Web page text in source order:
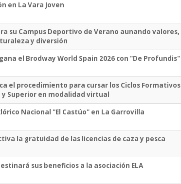
en La Vara Joven
su Campus Deportivo de Verano aunando valores,
y diversión
el Brodway World Spain 2026 con "De Profundis"
el procedimiento para cursar los Ciclos Formativos
y Superior en modalidad virtual
Nacional "El Castúo" en La Garrovilla
la gratuidad de las licencias de caza y pesca
sus beneficios a la asociación ELA